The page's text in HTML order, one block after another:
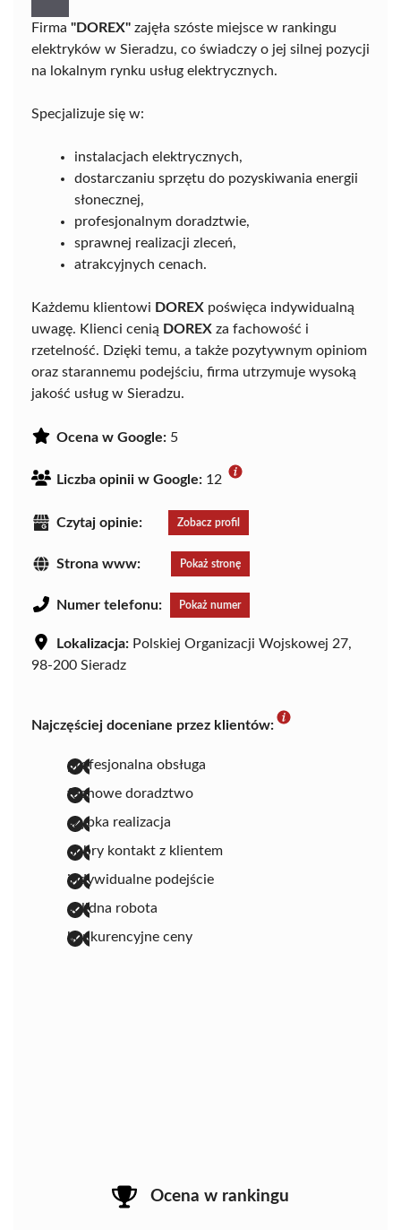
Firma "DOREX" zajęła szóste miejsce w rankingu
elektryków w Sieradzu, co świadczy o jej silnej pozycji
na lokalnym rynku usług elektrycznych.
Specjalizuje się w:
instalacjach elektrycznych,
dostarczaniu sprzętu do pozyskiwania energii
słonecznej,
profesjonalnym doradztwie,
sprawnej realizacji zleceń,
atrakcyjnych cenach.
Każdemu klientowi DOREX poświęca indywidualną
uwagę. Klienci cenią DOREX za fachowość i
rzetelność. Dzięki temu, a także pozytywnym opiniom
oraz starannemu podejściu, firma utrzymuje wysoką
jakość usług w Sieradzu.
Ocena w Google: 5
Liczba opinii w Google: 12
Czytaj opinie: Zobacz profil
Strona www: Pokaż stronę
Numer telefonu: Pokaż numer
Lokalizacja: Polskiej Organizacji Wojskowej 27,
98-200 Sieradz
Najczęściej doceniane przez klientów:
profesjonalna obsługa
fachowe doradztwo
szybka realizacja
dobry kontakt z klientem
indywidualne podejście
solidna robota
konkurencyjne ceny
Ocena w rankingu